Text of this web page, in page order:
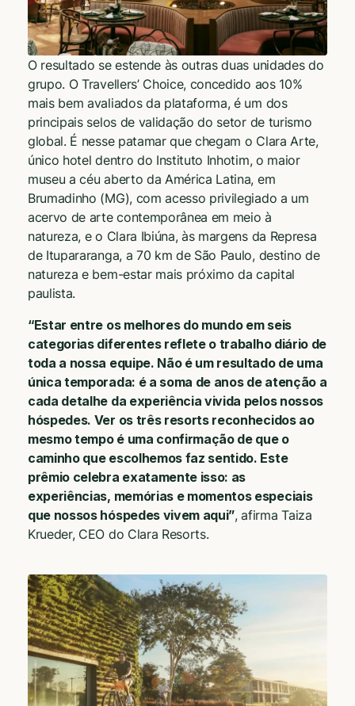
O resultado se estende às outras duas unidades do
grupo. O Travellers’ Choice, concedido aos 10%
mais bem avaliados da plataforma, é um dos
principais selos de validação do setor de turismo
global. É nesse patamar que chegam o Clara Arte,
único hotel dentro do Instituto Inhotim, o maior
museu a céu aberto da América Latina, em
Brumadinho (MG), com acesso privilegiado a um
acervo de arte contemporânea em meio à
natureza, e o Clara Ibiúna, às margens da Represa
de Itupararanga, a 70 km de São Paulo, destino de
natureza e bem-estar mais próximo da capital
paulista.
“Estar entre os melhores do mundo em seis
categorias diferentes reflete o trabalho diário de
toda a nossa equipe. Não é um resultado de uma
única temporada: é a soma de anos de atenção a
cada detalhe da experiência vivida pelos nossos
hóspedes. Ver os três resorts reconhecidos ao
mesmo tempo é uma confirmação de que o
caminho que escolhemos faz sentido. Este
prêmio celebra exatamente isso: as
experiências, memórias e momentos especiais
que nossos hóspedes vivem aqui”, afirma Taiza
Krueder, CEO do Clara Resorts.